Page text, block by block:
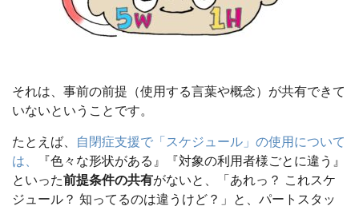
それは、事前の前提（使用する言葉や概念）が共有できて
いないということです。
たとえば、
自閉症支援で「スケジュール」の使用について
は、
『色々な形状がある』『対象の利用者様ごとに違う』
といった前提条件の共有がないと、「あれっ？ これスケ
ジュール？ 知ってるのは違うけど？」と、パートスタッ